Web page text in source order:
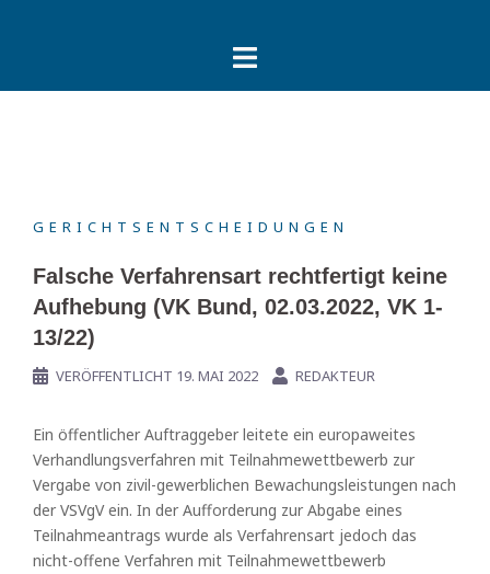
GERICHTSENTSCHEIDUNGEN
Falsche Verfahrensart rechtfertigt keine
Aufhebung (VK Bund, 02.03.2022, VK 1-
13/22)
VERÖFFENTLICHT 19. MAI 2022 REDAKTEUR
Ein öffentlicher Auftraggeber leitete ein europaweites
Verhandlungsverfahren mit Teilnahmewettbewerb zur
Vergabe von zivil-gewerblichen Bewachungsleistungen nach
der VSVgV ein. In der Aufforderung zur Abgabe eines
Teilnahmeantrags wurde als Verfahrensart jedoch das
nicht-offene Verfahren mit Teilnahmewettbewerb